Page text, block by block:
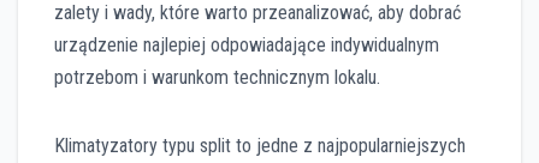
zalety i wady, które warto przeanalizować, aby dobrać
urządzenie najlepiej odpowiadające indywidualnym
potrzebom i warunkom technicznym lokalu.
Klimatyzatory typu split to jedne z najpopularniejszych